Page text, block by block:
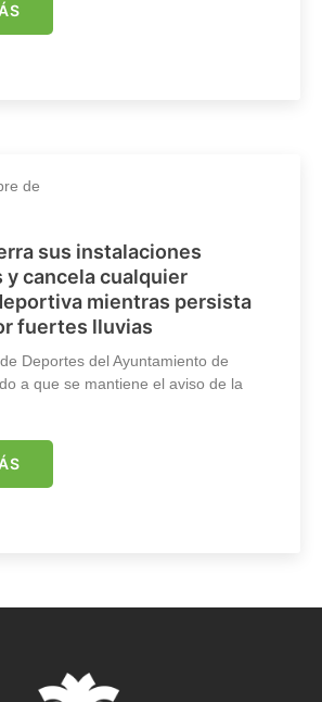
de
sus instalaciones
cancela cualquier
mientras persista
fuertes lluvias
Deportes del Ayuntamiento de
a que se mantiene el aviso de la